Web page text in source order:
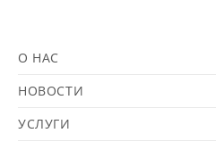
О НАС
НОВОСТИ
УСЛУГИ